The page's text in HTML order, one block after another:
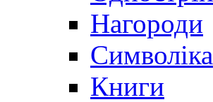
Нагороди
Символіка
Книги